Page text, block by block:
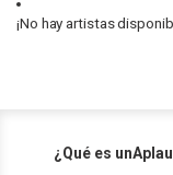
¡No hay artistas
¿Qué es